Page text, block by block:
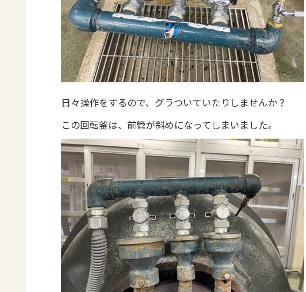
日々操作をするので、グラついていたりしませんか？
この回転釜は、前管が斜めになってしまいました。